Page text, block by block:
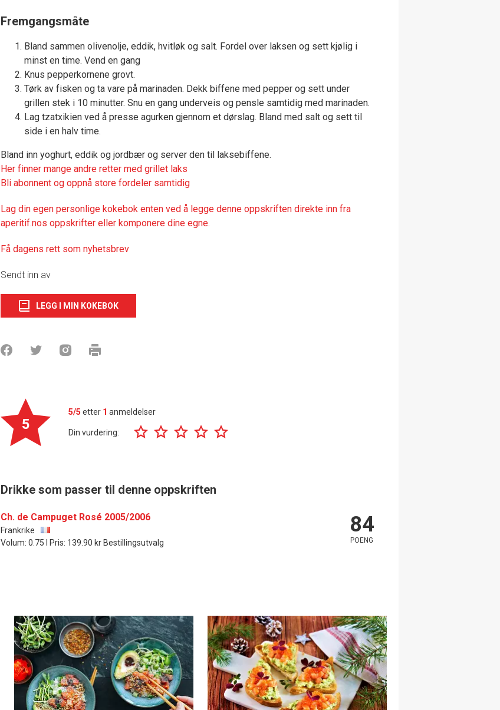
Fremgangsmåte
Bland sammen olivenolje, eddik, hvitløk og salt. Fordel over laksen og sett kjølig i
minst en time. Vend en gang
Knus pepperkornene grovt.
Tørk av fisken og ta vare på marinaden. Dekk biffene med pepper og sett under
grillen stek i 10 minutter. Snu en gang underveis og pensle samtidig med marinaden.
Lag tzatxikien ved å presse agurken gjennom et dørslag. Bland med salt og sett til
side i en halv time.
Bland inn yoghurt, eddik og jordbær og server den til laksebiffene.
Her finner mange andre retter med grillet laks
Bli abonnent og oppnå store fordeler samtidig
Lag din egen personlige kokebok enten ved å legge denne oppskriften direkte inn fra
aperitif.nos oppskrifter eller komponere dine egne.
Få dagens rett som nyhetsbrev
Sendt inn av
LEGG I MIN KOKEBOK
5
5/5 etter 1 anmeldelser
Din vurdering:
Drikke som passer til denne oppskriften
Ch. de Campuget Rosé 2005/2006
Frankrike
Volum: 0.75 l Pris: 139.90 kr Bestillingsutvalg
84
POENG